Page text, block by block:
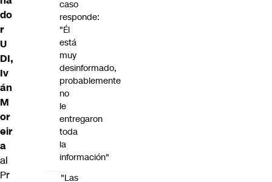
do
r
U
DI,
Iv
án
M
or
eir
a
al
Pr
caso
responde:
"Él
está
muy
desinformado,
probablemente
no
le
entregaron
toda
la
información"
"Las